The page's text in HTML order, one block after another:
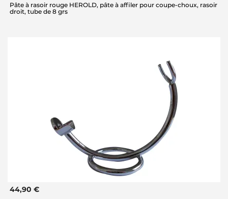
Pâte à rasoir rouge HEROLD, pâte à affiler pour coupe-choux, rasoir
droit, tube de 8 grs
44,90 €